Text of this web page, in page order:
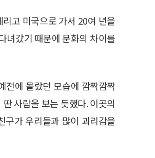
고 미국으로 가서 20여 년을
녀갔기 때문에 문화의 차이를
전에 몰랐던 모습에 깜짝깜짝
사람을 보는 듯했다. 이곳의
구가 우리들과 많이 괴리감을